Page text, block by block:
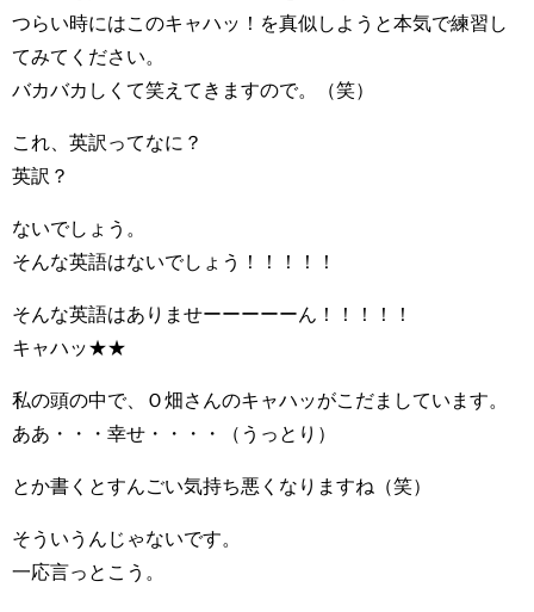
つらい時にはこのキャハッ！を真似しようと本気で練習し
てみてください。
バカバカしくて笑えてきますので。（笑）
これ、英訳ってなに？
英訳？
ないでしょう。
そんな英語はないでしょう！！！！！
そんな英語はありませーーーーーん！！！！！
キャハッ★★
私の頭の中で、Ｏ畑さんのキャハッがこだましています。
ああ・・・幸せ・・・・（うっとり）
とか書くとすんごい気持ち悪くなりますね（笑）
そういうんじゃないです。
一応言っとこう。